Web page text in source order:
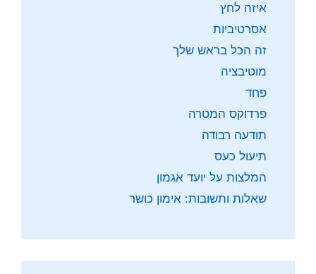
איזה לחץ
אסרטיביות
זה הכל בראש שלך
מוטיבציה
פחד
פרדוקס המטרה
תודעה רבודה
תיעול כעס
המלצות על יועד אגמון
שאלות ותשובות: אימון כושר